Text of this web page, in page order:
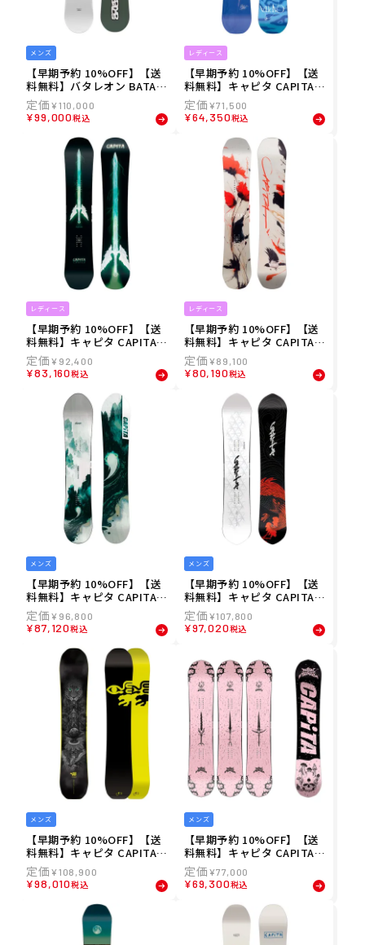
メンズ
【早期予約 10%OFF】【送
料無料】バタレオン BATAL
EON 26-27 メンズ Tornado
x Beyond Medals スノー
ボード S-BOARD2627-21
¥110,000
¥99,000税込
レディース
【早期予約 10%OFF】【送
料無料】キャピタ CAPITA 2
6-27 レディース SPACE ME
TAL FANTASY スノーボード
S-BOARD2627-20
¥71,500
¥64,350税込
レディース
【早期予約 10%OFF】【送
料無料】キャピタ CAPITA 2
6-27 レディース MIA BROO
KES PRO スノーボード S-B
OARD2627-19
¥ 92,400
¥83,160税込
レディース
【早期予約 10%OFF】【送
料無料】キャピタ CAPITA 2
6-27 レディース BIRDS OF
A FEATHER スノーボード S
-BOARD2627-18
¥89,100
¥80,190税込
メンズ
【早期予約 10%OFF】【送
料無料】キャピタ CAPITA 2
6-27 メンズ THE NAVIGAT
OR スノーボード S-BOARD
2627-17
¥ 96,800
¥87,120税込
メンズ
【早期予約 10%OFF】【送
料無料】キャピタ CAPITA 2
6-27 メンズ KAZU KOKUBO
PRO スノーボード S-BOAR
D2627-16
¥107,800
¥97,020税込
メンズ
【早期予約 10%OFF】【送
料無料】キャピタ CAPITA 2
6-27 メンズ THE MATRIAR
CH スノーボード S-BOARD
2627-15
¥108,900
¥98,010税込
メンズ
【早期予約 10%OFF】【送
料無料】キャピタ CAPITA 2
6-27 メンズ DARK HORSE
スノーボード S-BOARD262
7-14
¥77,000
¥69,300税込